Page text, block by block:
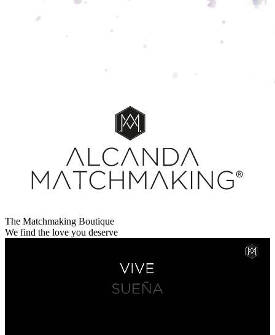
The Matchmaking Boutique
We find the love you deserve